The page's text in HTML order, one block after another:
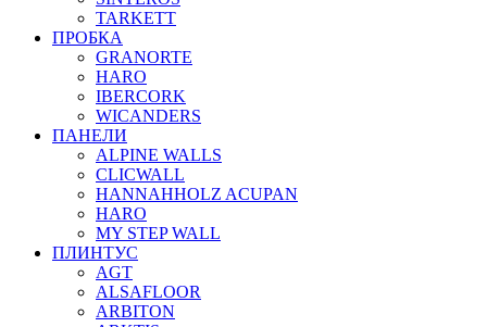
TARKETT
ПРОБКА
GRANORTE
HARO
IBERCORK
WICANDERS
ПАНЕЛИ
ALPINE WALLS
CLICWALL
HANNAHHOLZ ACUPAN
HARO
MY STEP WALL
ПЛИНТУС
AGT
ALSAFLOOR
ARBITON